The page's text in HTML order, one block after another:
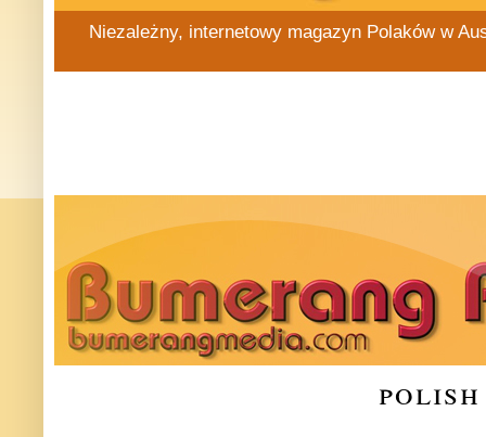
Niezależny, internetowy magazyn Polaków w